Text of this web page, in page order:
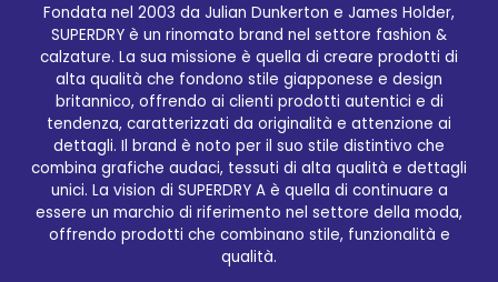
Fondata nel 2003 da Julian Dunkerton e James Holder,
SUPERDRY è un rinomato brand nel settore fashion &
calzature. La sua missione è quella di creare prodotti di
alta qualità che fondono stile giapponese e design
britannico, offrendo ai clienti prodotti autentici e di
tendenza, caratterizzati da originalità e attenzione ai
dettagli. Il brand è noto per il suo stile distintivo che
combina grafiche audaci, tessuti di alta qualità e dettagli
unici. La vision di SUPERDRY A è quella di continuare a
essere un marchio di riferimento nel settore della moda,
offrendo prodotti che combinano stile, funzionalità e
qualità.
Qualità garantita Civico36
Civico36.store è il tuo punto di riferimento per
acquistare i migliori prodotti del brand SUPERDRY.
Come rivenditori ufficiali, offriamo un'ampia
selezione di articoli accuratamente selezionati per